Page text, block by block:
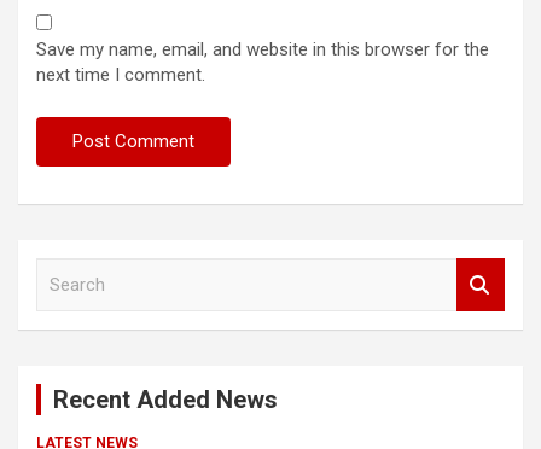
Save my name, email, and website in this browser for the
next time I comment.
Recent Added News
LATEST NEWS